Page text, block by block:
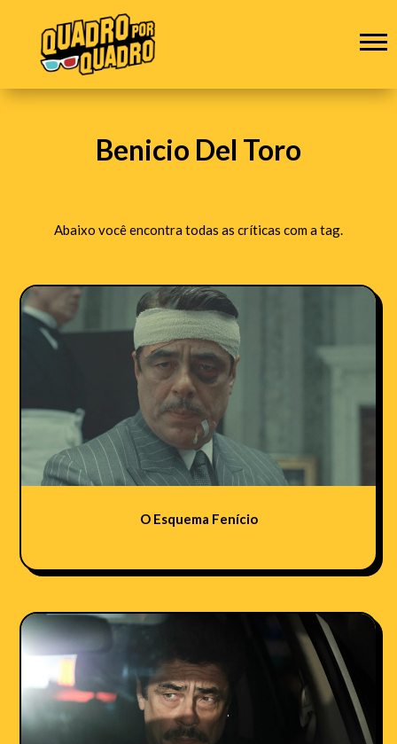
Benicio Del Toro
Abaixo você encontra todas as críticas com a tag.
O Esquema Fenício